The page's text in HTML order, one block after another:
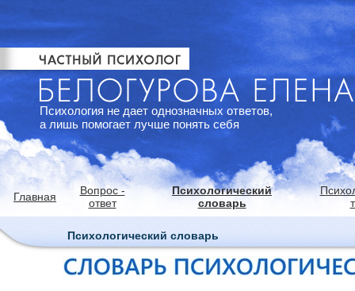
Психология не дает однозначных ответов,
а лишь помогает лучше понять себя
Главная
Вопрос -
ответ
Психологический
словарь
Психологический словарь